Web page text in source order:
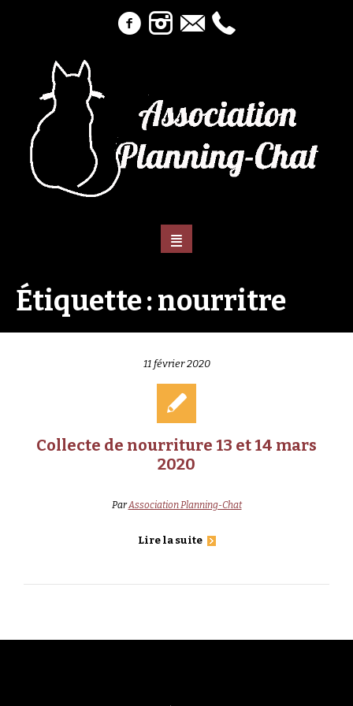
Étiquette :nourritre
11 février 2020
Collecte de nourriture 13 et 14 mars
2020
ParAssociation Planning-Chat
Lire la suite